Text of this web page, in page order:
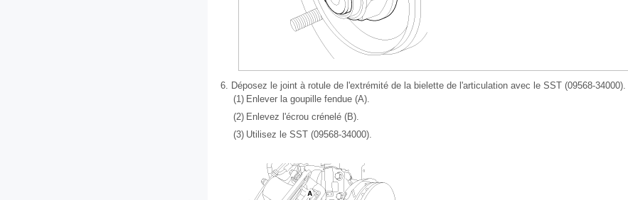
6. Déposez le joint à rotule de l'extrémité de la bielette de l'articulation avec le SST (09568-34000).
(1) Enlever la goupille fendue (A).
(2) Enlevez l'écrou crénelé (B).
(3) Utilisez le SST (09568-34000).